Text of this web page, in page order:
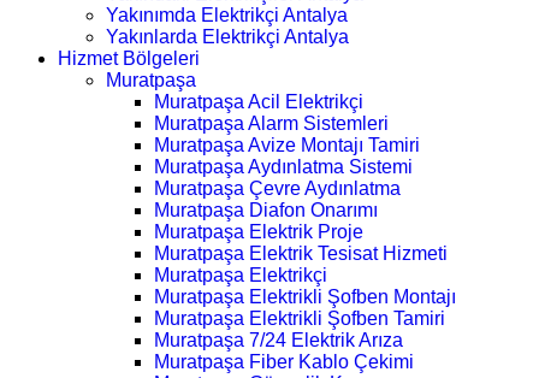
Yakınımda Elektrikçi Antalya
Yakınlarda Elektrikçi Antalya
Hizmet Bölgeleri
Muratpaşa
Muratpaşa Acil Elektrikçi
Muratpaşa Alarm Sistemleri
Muratpaşa Avize Montajı Tamiri
Muratpaşa Aydınlatma Sistemi
Muratpaşa Çevre Aydınlatma
Muratpaşa Diafon Onarımı
Muratpaşa Elektrik Proje
Muratpaşa Elektrik Tesisat Hizmeti
Muratpaşa Elektrikçi
Muratpaşa Elektrikli Şofben Montajı
Muratpaşa Elektrikli Şofben Tamiri
Muratpaşa 7/24 Elektrik Arıza
Muratpaşa Fiber Kablo Çekimi